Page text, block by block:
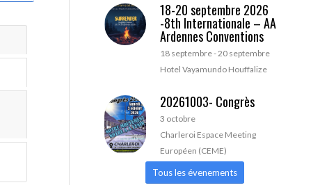
18-20 septembre 2026
-8th Internationale – AA
Ardennes Conventions
18 septembre-20 septembre
Hotel Vayamundo Houffalize
20261003- Congrès
3 octobre
Charleroi Espace Meeting
Européen (CEME)
Tous les évenements